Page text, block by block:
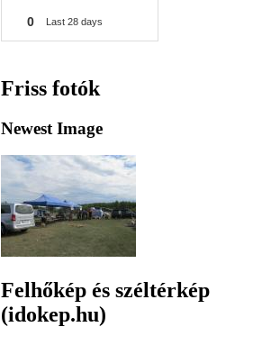
Friss fotók
Newest Image
Felhőkép és széltérkép
(idokep.hu)